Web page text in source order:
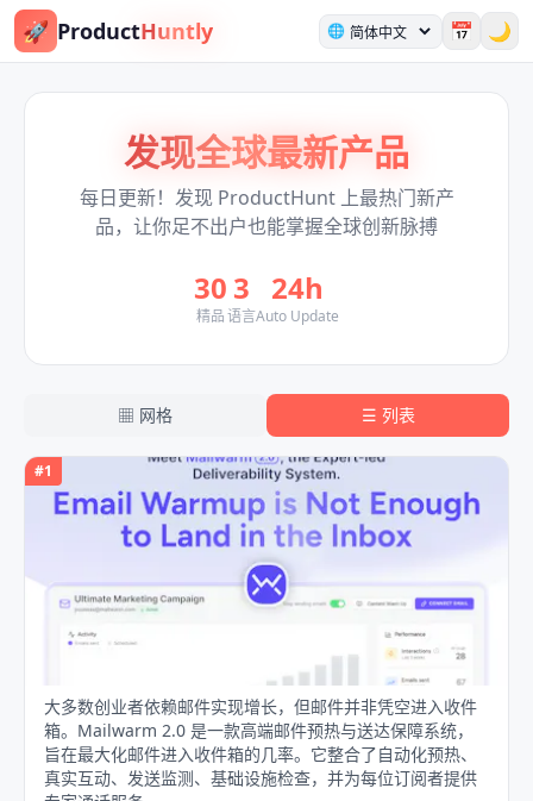
🚀 ProductHuntly 🌐 📅 🌙
发现全球最新产品
每日更新！发现 ProductHunt 上最热门新产
品，让你足不出户也能掌握全球创新脉搏
30
精品
3
语言
24h
Auto Update
▦ 网格 ☰ 列表
#1
大多数创业者依赖邮件实现增长，但邮件并非凭空进入收件
箱。Mailwarm 2.0 是一款高端邮件预热与送达保障系统，
旨在最大化邮件进入收件箱的几率。它整合了自动化预热、
真实互动、发送监测、基础设施检查，并为每位订阅者提供